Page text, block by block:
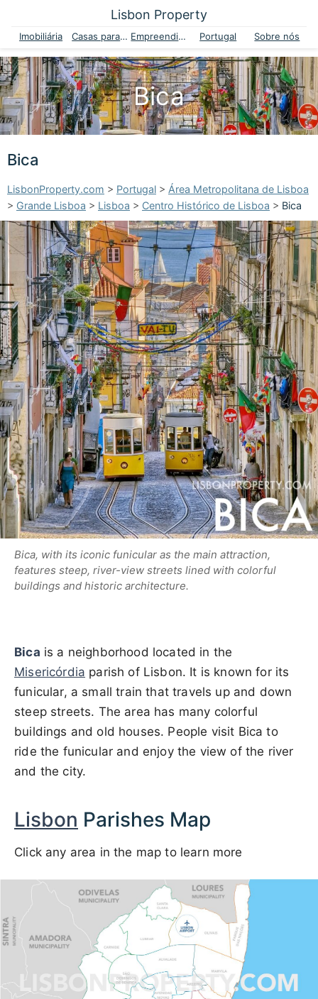
Lisbon Property
Imobiliária Casas para venda Empreendimentos Portugal Sobre nós
Bica
Bica
LisbonProperty.com > Portugal > Área Metropolitana de Lisboa
> Grande Lisboa > Lisboa > Centro Histórico de Lisboa > Bica
Bica, with its iconic funicular as the main attraction,
features steep, river-view streets lined with colorful
buildings and historic architecture.
Bica is a neighborhood located in the
Misericórdia parish of Lisbon. It is known for its
funicular, a small train that travels up and down
steep streets. The area has many colorful
buildings and old houses. People visit Bica to
ride the funicular and enjoy the view of the river
and the city.
Lisbon Parishes Map
Click any area in the map to learn more